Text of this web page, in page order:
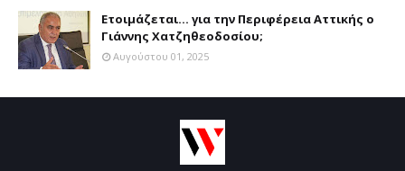
Ετοιμάζεται... για την Περιφέρεια Αττικής ο
Γιάννης Χατζηθεοδοσίου;
Αυγούστου 01, 2025